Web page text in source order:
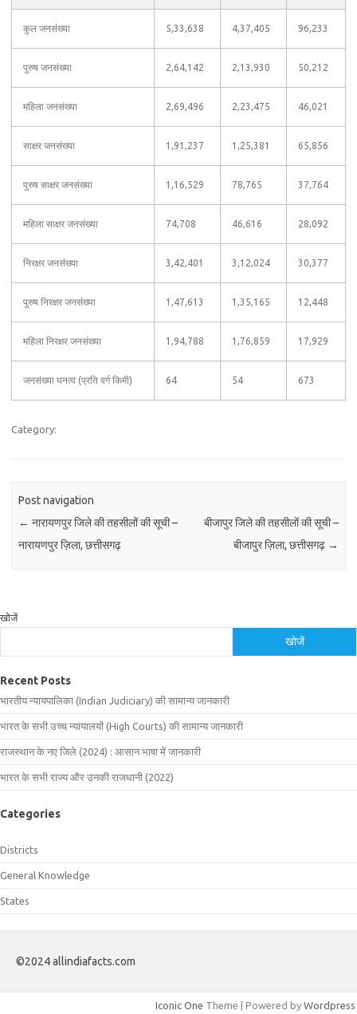
कुल जनसंख्या 5,33,638 4,37,405 96,233
पुरुष जनसंख्या 2,64,142 2,13,930 50,212
महिला जनसंख्या 2,69,496 2,23,475 46,021
साक्षर जनसंख्या 1,91,237 1,25,381 65,856
पुरुष साक्षर जनसंख्या 1,16,529 78,765 37,764
महिला साक्षर जनसंख्या 74,708 46,616 28,092
निरक्षर जनसंख्या 3,42,401 3,12,024 30,377
पुरुष निरक्षर जनसंख्या 1,47,613 1,35,165 12,448
महिला निरक्षर जनसंख्या 1,94,788 1,76,859 17,929
जनसंख्या घनत्व (प्रति वर्ग किमी) 64 54 673
Category:
Post navigation
← नारायणपुर जिले की तहसीलों की सूची –
नारायणपुर ज़िला, छत्तीसगढ़
बीजापुर जिले की तहसीलों की सूची –
बीजापुर ज़िला, छत्तीसगढ़ →
खोजें
खोजें
Recent Posts
भारतीय न्यायपालिका (Indian Judiciary) की सामान्य जानकारी
भारत के सभी उच्च न्यायालयों (High Courts) की सामान्य जानकारी
राजस्थान के नए जिले (2024) : आसान भाषा में जानकारी
भारत के सभी राज्य और उनकी राजधानी (2022)
Categories
Districts
General Knowledge
States
©2024 allindiafacts.com
Iconic One Theme | Powered by Wordpress